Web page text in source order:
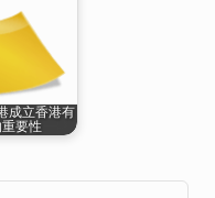
成立香港有
要性